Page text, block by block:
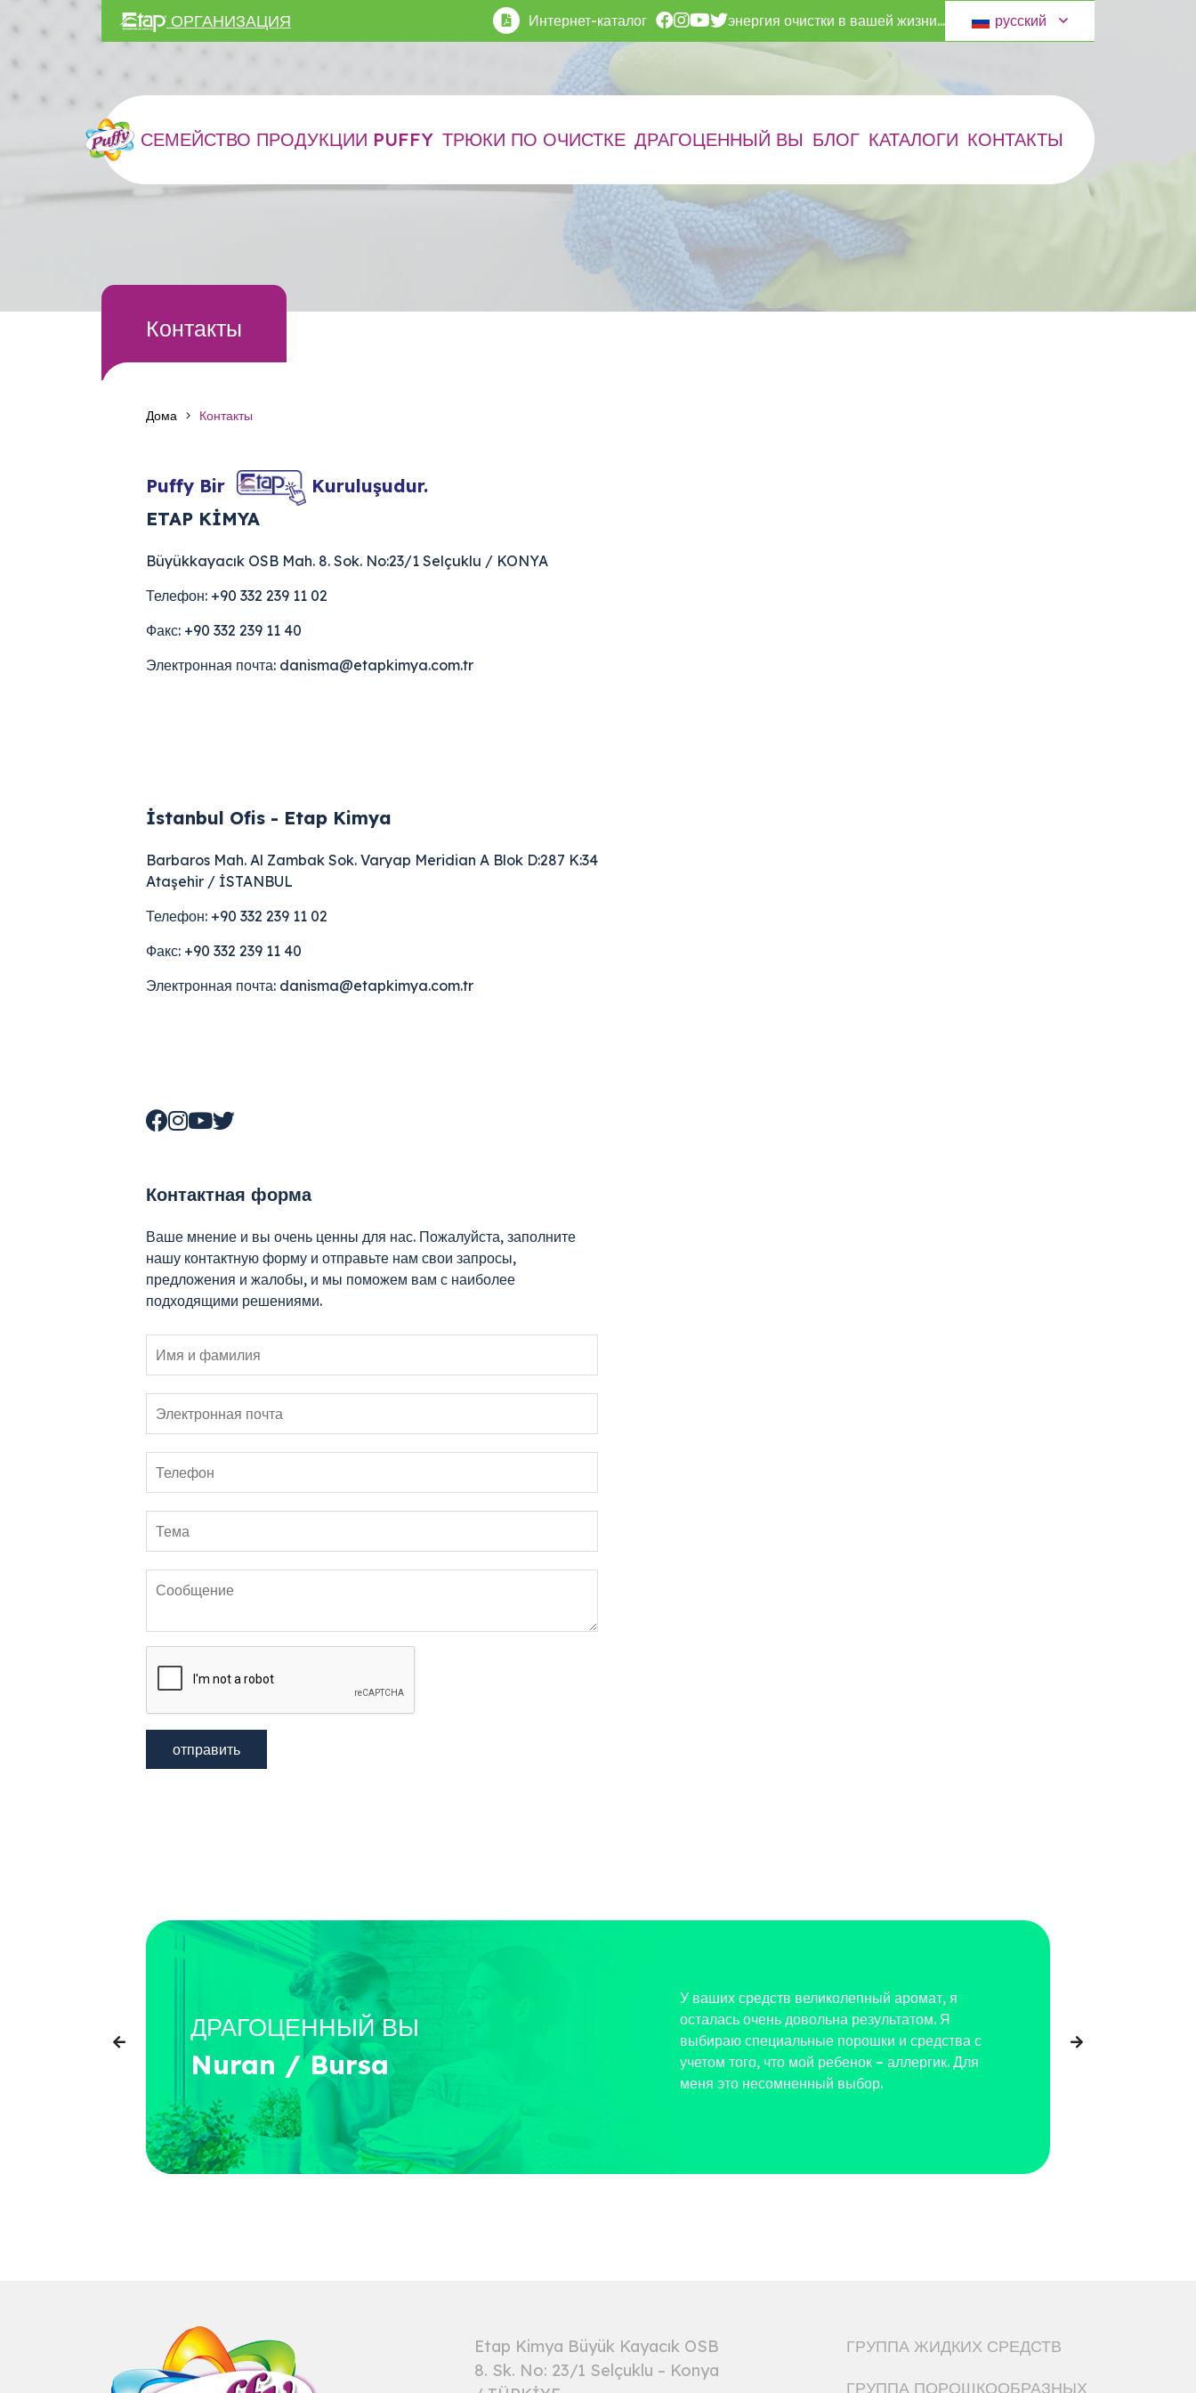
ОРГАНИЗАЦИЯ Интернет-каталог энергия очистки в вашей жизни... русский
СЕМЕЙСТВО ПРОДУКЦИИ PUFFY ТРЮКИ ПО ОЧИСТКЕ ДРАГОЦЕННЫЙ ВЫ БЛОГ КАТАЛОГИ КОНТАКТЫ
Контакты
Дома Контакты
Puffy Bir
Kuruluşudur.
ETAP KİMYA
Büyükkayacık OSB Mah. 8. Sok. No:23/1 Selçuklu / KONYA
Телефон: +90 332 239 11 02
Факс: +90 332 239 11 40
Электронная почта: danisma@etapkimya.com.tr
İstanbul Ofis - Etap Kimya
Barbaros Mah. Al Zambak Sok. Varyap Meridian A Blok D:287 K:34
Ataşehir / İSTANBUL
Телефон: +90 332 239 11 02
Факс: +90 332 239 11 40
Электронная почта: danisma@etapkimya.com.tr
Контактная форма
Ваше мнение и вы очень ценны для нас. Пожалуйста, заполните
нашу контактную форму и отправьте нам свои запросы,
предложения и жалобы, и мы поможем вам с наиболее
подходящими решениями.
отправить
ДРАГОЦЕННЫЙ ВЫ
Nuran / Bursa
У ваших средств великолепный аромат, я
осталась очень довольна результатом. Я
выбираю специальные порошки и средства с
учетом того, что мой ребенок – аллергик. Для
меня это несомненный выбор.
Etap Kimya Büyük Kayacık OSB
8. Sk. No: 23/1 Selçuklu – Konya
ГРУППА ЖИДКИХ СРЕДСТВ
ГРУППА ПОРОШКООБРАЗНЫХ